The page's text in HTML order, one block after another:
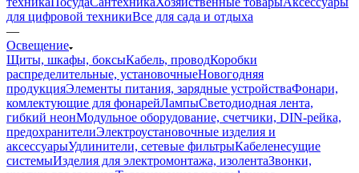
для цифровой техникиВсе для сада и отдыха
—
Освещение
Щиты, шкафы, боксыКабель, проводКоробки
распределительные, установочныеНовогодняя
продукцияЭлементы питания, зарядные устройстваФонари,
комлектующие для фонарейЛампыСветодиодная лента,
гибкий неонМодульное оборудование, счетчики, DIN-рейка,
предохранителиЭлектроустановочные изделия и
аксессуарыУдлинители, сетевые фильтрыКабеленесущие
системыИзделия для электромонтажа, изолентаЗвонки,